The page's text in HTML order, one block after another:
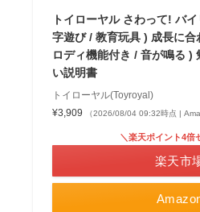
トイローヤル さわって! バ
字遊び / 教育玩具 ) 成長に合
ロディ機能付き / 音が鳴る )
い説明書
トイローヤル(Toyroyal)
¥3,909
（2026/08/04 09:32時点 |
＼楽天ポイント4倍
楽天市